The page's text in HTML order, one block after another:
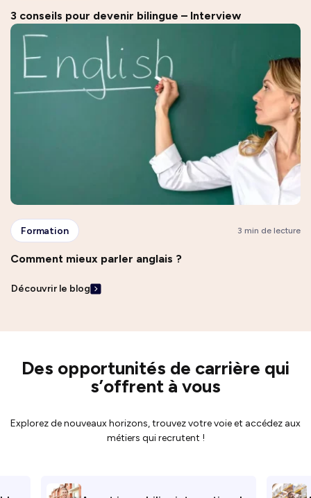
3 conseils pour devenir bilingue – Interview
Formation 3 min de lecture
Comment mieux parler anglais ?
Découvrir le blog
Des opportunités de carrière qui
s’offrent à vous
Explorez de nouveaux horizons, trouvez votre voie et accédez aux
métiers qui recrutent !